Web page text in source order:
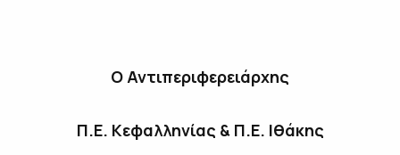
Ο Αντιπεριφερειάρχης
Π.Ε. Κεφαλληνίας & Π.Ε. Ιθάκης